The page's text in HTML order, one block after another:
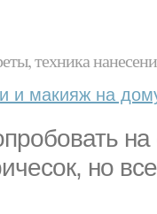
техника
и макияж на
на
но